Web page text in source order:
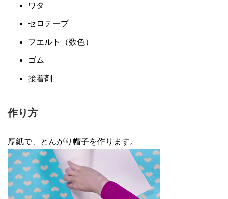
ワタ
セロテープ
フエルト（数色）
ゴム
接着剤
作り方
厚紙で、とんがり帽子を作ります。